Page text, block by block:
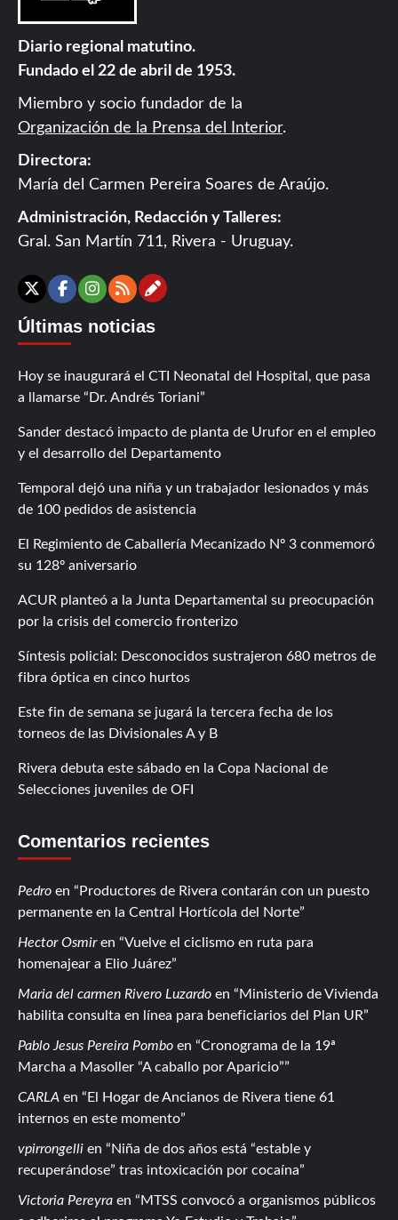
Diario regional matutino.
Fundado el 22 de abril de 1953.
Miembro y socio fundador de la
Organización de la Prensa del Interior.
Directora:
María del Carmen Pereira Soares de Araújo.
Administración, Redacción y Talleres:
Gral. San Martín 711, Rivera - Uruguay.
X Facebook
Instagram
RSSContáctanos
Últimas noticias
Hoy se inaugurará el CTI Neonatal del Hospital, que pasa
a llamarse “Dr. Andrés Toriani”
Sander destacó impacto de planta de Urufor en el empleo
y el desarrollo del Departamento
Temporal dejó una niña y un trabajador lesionados y más
de 100 pedidos de asistencia
El Regimiento de Caballería Mecanizado Nº 3 conmemoró
su 128º aniversario
ACUR planteó a la Junta Departamental su preocupación
por la crisis del comercio fronterizo
Síntesis policial: Desconocidos sustrajeron 680 metros de
fibra óptica en cinco hurtos
Este fin de semana se jugará la tercera fecha de los
torneos de las Divisionales A y B
Rivera debuta este sábado en la Copa Nacional de
Selecciones juveniles de OFI
Comentarios recientes
Pedro en
Productores de Rivera contarán con un puesto
permanente en la Central Hortícola del Norte
Hector Osmiren
Vuelve el ciclismo en ruta para
homenajear a Elio Juárez
Maria del carmen Rivero Luzardo en
Ministerio de Vivienda
habilita consulta en línea para beneficiarios del Plan UR
Pablo Jesus Pereira Pombo en
Cronograma de la 19ª
Marcha a Masoller “A caballo por Aparicio”
CARLA en
El Hogar de Ancianos de Rivera tiene 61
internos en este momento
vpirrongelli en
Niña de dos años está “estable y
recuperándose” tras intoxicación por cocaína
Victoria Pereyra en
MTSS convocó a organismos públicos